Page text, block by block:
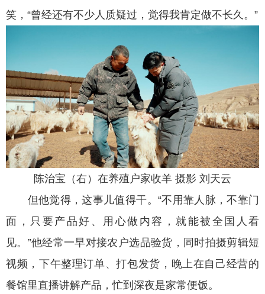
笑，“曾经还有不少人质疑过，觉得我肯定做不长久。”
陈治宝（右）在养殖户家收羊 摄影 刘天云
但他觉得，这事儿值得干。“不用靠人脉，不靠门
面，只要产品好、用心做内容，就能被全国人看
见。”他经常一早对接农户选品验货，同时拍摄剪辑短
视频，下午整理订单、打包发货，晚上在自己经营的
餐馆里直播讲解产品，忙到深夜是家常便饭。